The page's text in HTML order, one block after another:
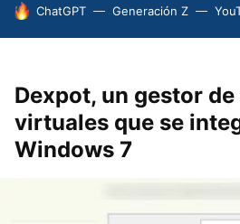
HOY SE HABLA DE
ChatGPT Generación Z
Dexpot, un gestor
virtuales que se
Windows 7